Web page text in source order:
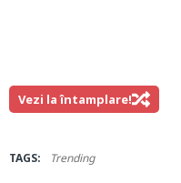
Vezi la întamplare!
TAGS: Trending